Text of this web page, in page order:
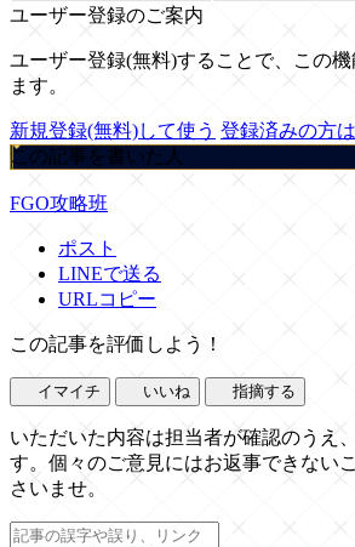
ユーザー登録のご案内
ユーザー登録(無料)することで、この
ます。
新規登録(無料)して使う 登録済みの方
この記事を書いた人
FGO攻略班
ポスト
LINEで送る
URLコピー
この記事を評価しよう！
イマイチ いいね 指摘する
いただいた内容は担当者が確認のうえ
す。個々のご意見にはお返事できない
さいませ。